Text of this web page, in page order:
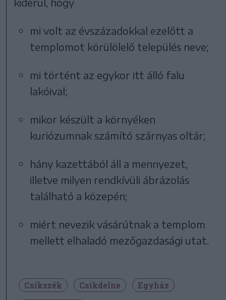
mi volt az évszázadokkal ezelőtt a
templomot körülölelő település neve;
mi történt az egykor itt álló falu
lakóival;
mikor készült a környéken
kuriózumnak számító szárnyas oltár;
hány kazettából áll a mennyezet,
illetve milyen rendkívüli ábrázolás
található a közepén;
miért nevezik vásárútnak a templom
mellett elhaladó mezőgazdasági utat.
Csíkszék Csíkdelne
Egyház